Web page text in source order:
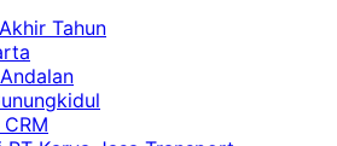
Tahun